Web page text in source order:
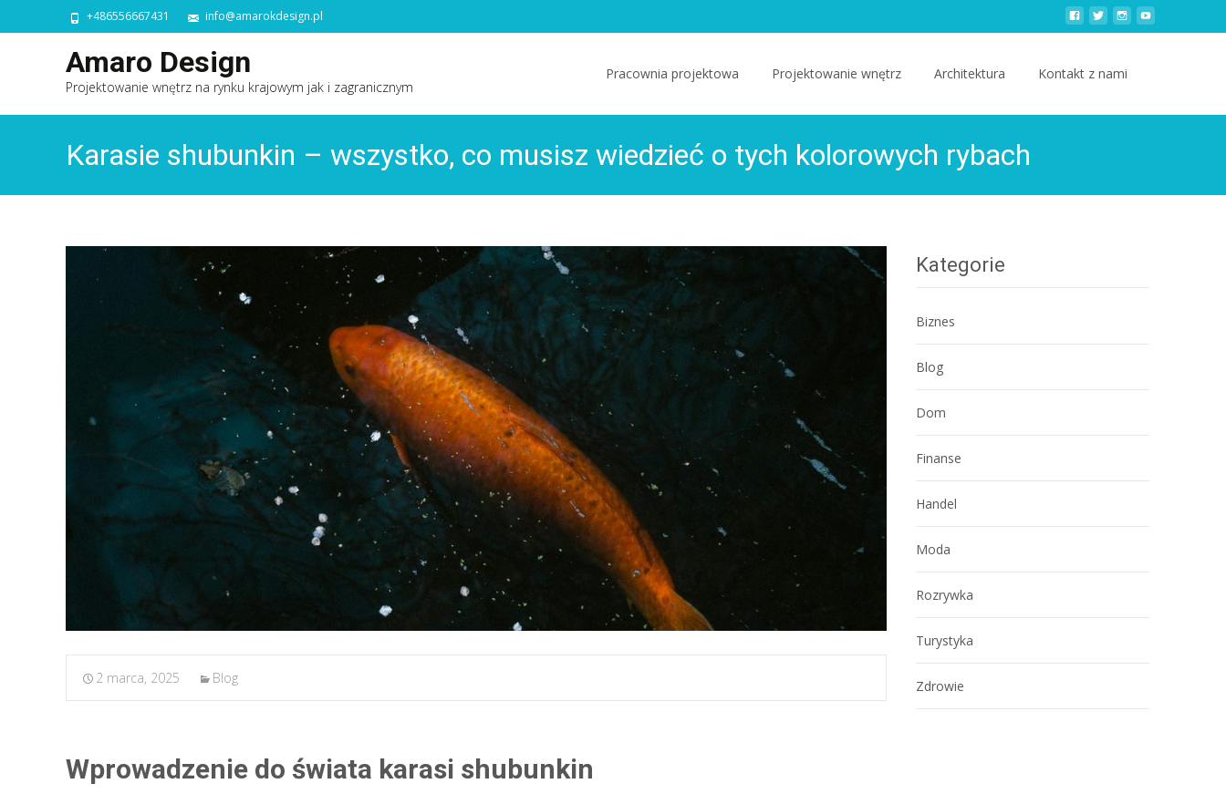
+486556667431 info@amarokdesign.pl
Amaro Design
Projektowanie wnętrz na rynku krajowym jak i zagranicznym
Pracownia projektowa Projektowanie wnętrz Architektura Kontakt z nami
Karasie shubunkin – wszystko, co musisz wiedzieć o tych kolorowych rybach
2 marca, 2025 Blog
Wprowadzenie do świata karasi shubunkin
Kategorie
Biznes
Blog
Dom
Finanse
Handel
Moda
Rozrywka
Turystyka
Zdrowie